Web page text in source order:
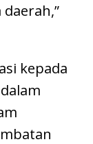
kepada